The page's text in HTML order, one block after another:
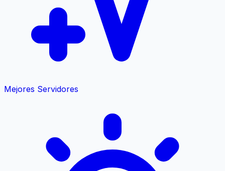
Mejores Servidores